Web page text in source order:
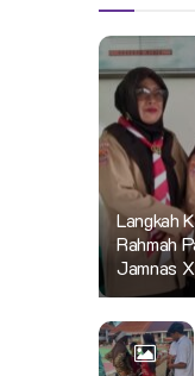
Langkah
Rahmah
Jamnas